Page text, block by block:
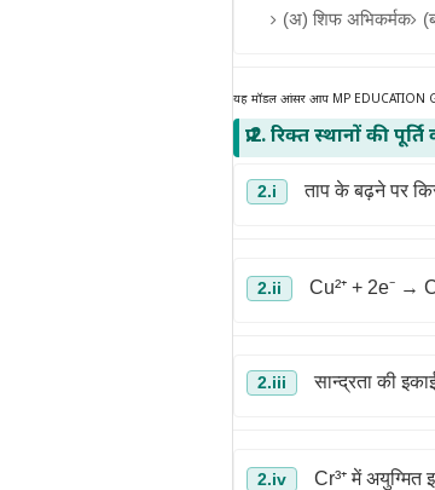
(अ) शिफ अभिकर्मक
यह मॉडल आंसर आप MP EDUCATION
प्र.2. रिक्त स्थानों की
2.i ताप के बढ़ने पर
2.ii Cu²⁺ + 2e⁻ →
2.iii सान्द्रता की
2.iv Cr³⁺ में अयुग्मित